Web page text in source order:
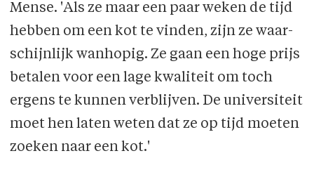
Mense. 'Als ze maar een paar weken de tijd
hebben om een kot te vinden, zijn ze waar­
schijnlijk wanhopig. Ze gaan een hoge prijs
betalen voor een lage kwaliteit om toch
ergens te kunnen verblijven. De universiteit
moet hen laten weten dat ze op tijd moeten
zoeken naar een kot.'